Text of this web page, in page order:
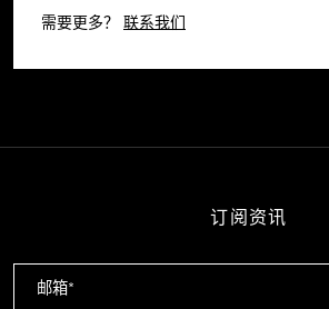
需要更多？ 联系我们
订阅资讯